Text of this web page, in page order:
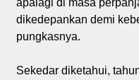
dikedepankan demi
pungkasnya.
Sekedar diketahui,